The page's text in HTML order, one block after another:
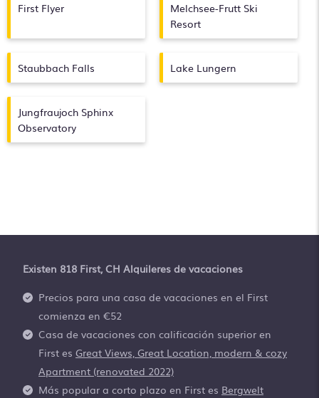
First Flyer
Melchsee-Frutt Ski
Resort
Staubbach Falls Lake Lungern
Jungfraujoch Sphinx
Observatory
Existen 818 First, CH Alquileres de vacaciones
Precios para una casa de vacaciones en el First
comienza en €52
Casa de vacaciones con calificación superior en
First es Great Views, Great Location, modern & cozy
Apartment (renovated 2022)
Más popular a corto plazo en First es Bergwelt